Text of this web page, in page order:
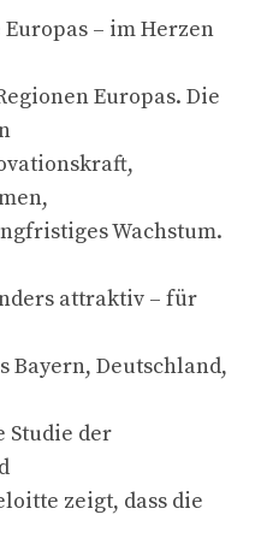
– im Herzen
Europas. Die
Wachstum.
attraktiv – für
Bayern, Deutschland,
Studie der
zeigt, dass die